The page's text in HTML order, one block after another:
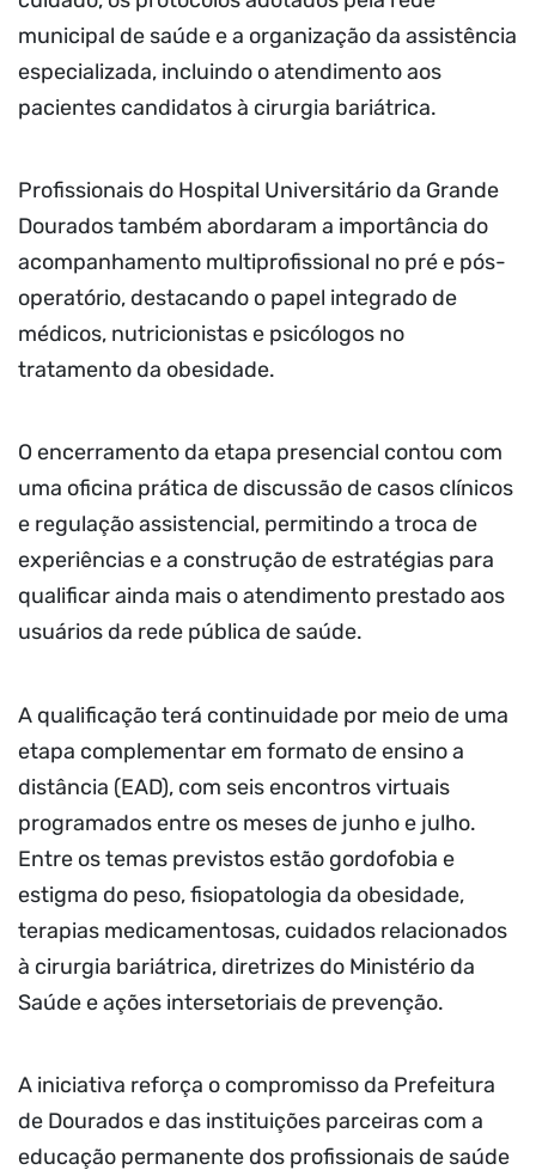
municipal de saúde e a organização da assistência
especializada, incluindo o atendimento aos
pacientes candidatos à cirurgia bariátrica.
Profissionais do Hospital Universitário da Grande
Dourados também abordaram a importância do
acompanhamento multiprofissional no pré e pós-
operatório, destacando o papel integrado de
médicos, nutricionistas e psicólogos no
tratamento da obesidade.
O encerramento da etapa presencial contou com
uma oficina prática de discussão de casos clínicos
e regulação assistencial, permitindo a troca de
experiências e a construção de estratégias para
qualificar ainda mais o atendimento prestado aos
usuários da rede pública de saúde.
A qualificação terá continuidade por meio de uma
etapa complementar em formato de ensino a
distância (EAD), com seis encontros virtuais
programados entre os meses de junho e julho.
Entre os temas previstos estão gordofobia e
estigma do peso, fisiopatologia da obesidade,
terapias medicamentosas, cuidados relacionados
à cirurgia bariátrica, diretrizes do Ministério da
Saúde e ações intersetoriais de prevenção.
A iniciativa reforça o compromisso da Prefeitura
de Dourados e das instituições parceiras com a
educação permanente dos profissionais de saúde